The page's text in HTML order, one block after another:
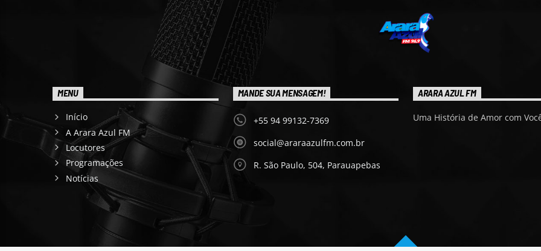
MENU
Início
A Arara Azul FM
Locutores
Programações
Notícias
MANDE SUA MENSAGEM!
+55 94 99132-7369
social@araraazulfm.com.br
R. São Paulo, 504, Parauapebas
ARARA AZUL FM
Uma História de Amor com